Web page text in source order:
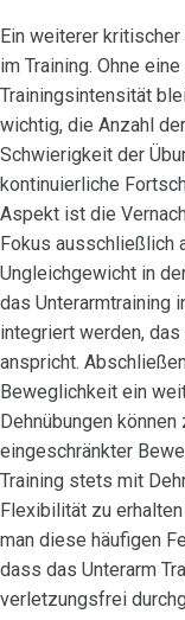
Ein weiterer
im Training. Ohne
Trainingsintensität
wichtig, die Anzahl
Schwierigkeit der
kontinuierliche
Aspekt ist die
Fokus ausschließlich
Ungleichgewicht in
das Unterarmtraining
integriert werden,
anspricht.
Beweglichkeit ein
Dehnübungen
eingeschränkter
Training stets mit
Flexibilität zu
man diese häufigen
dass das Unterarm
verletzungsfrei